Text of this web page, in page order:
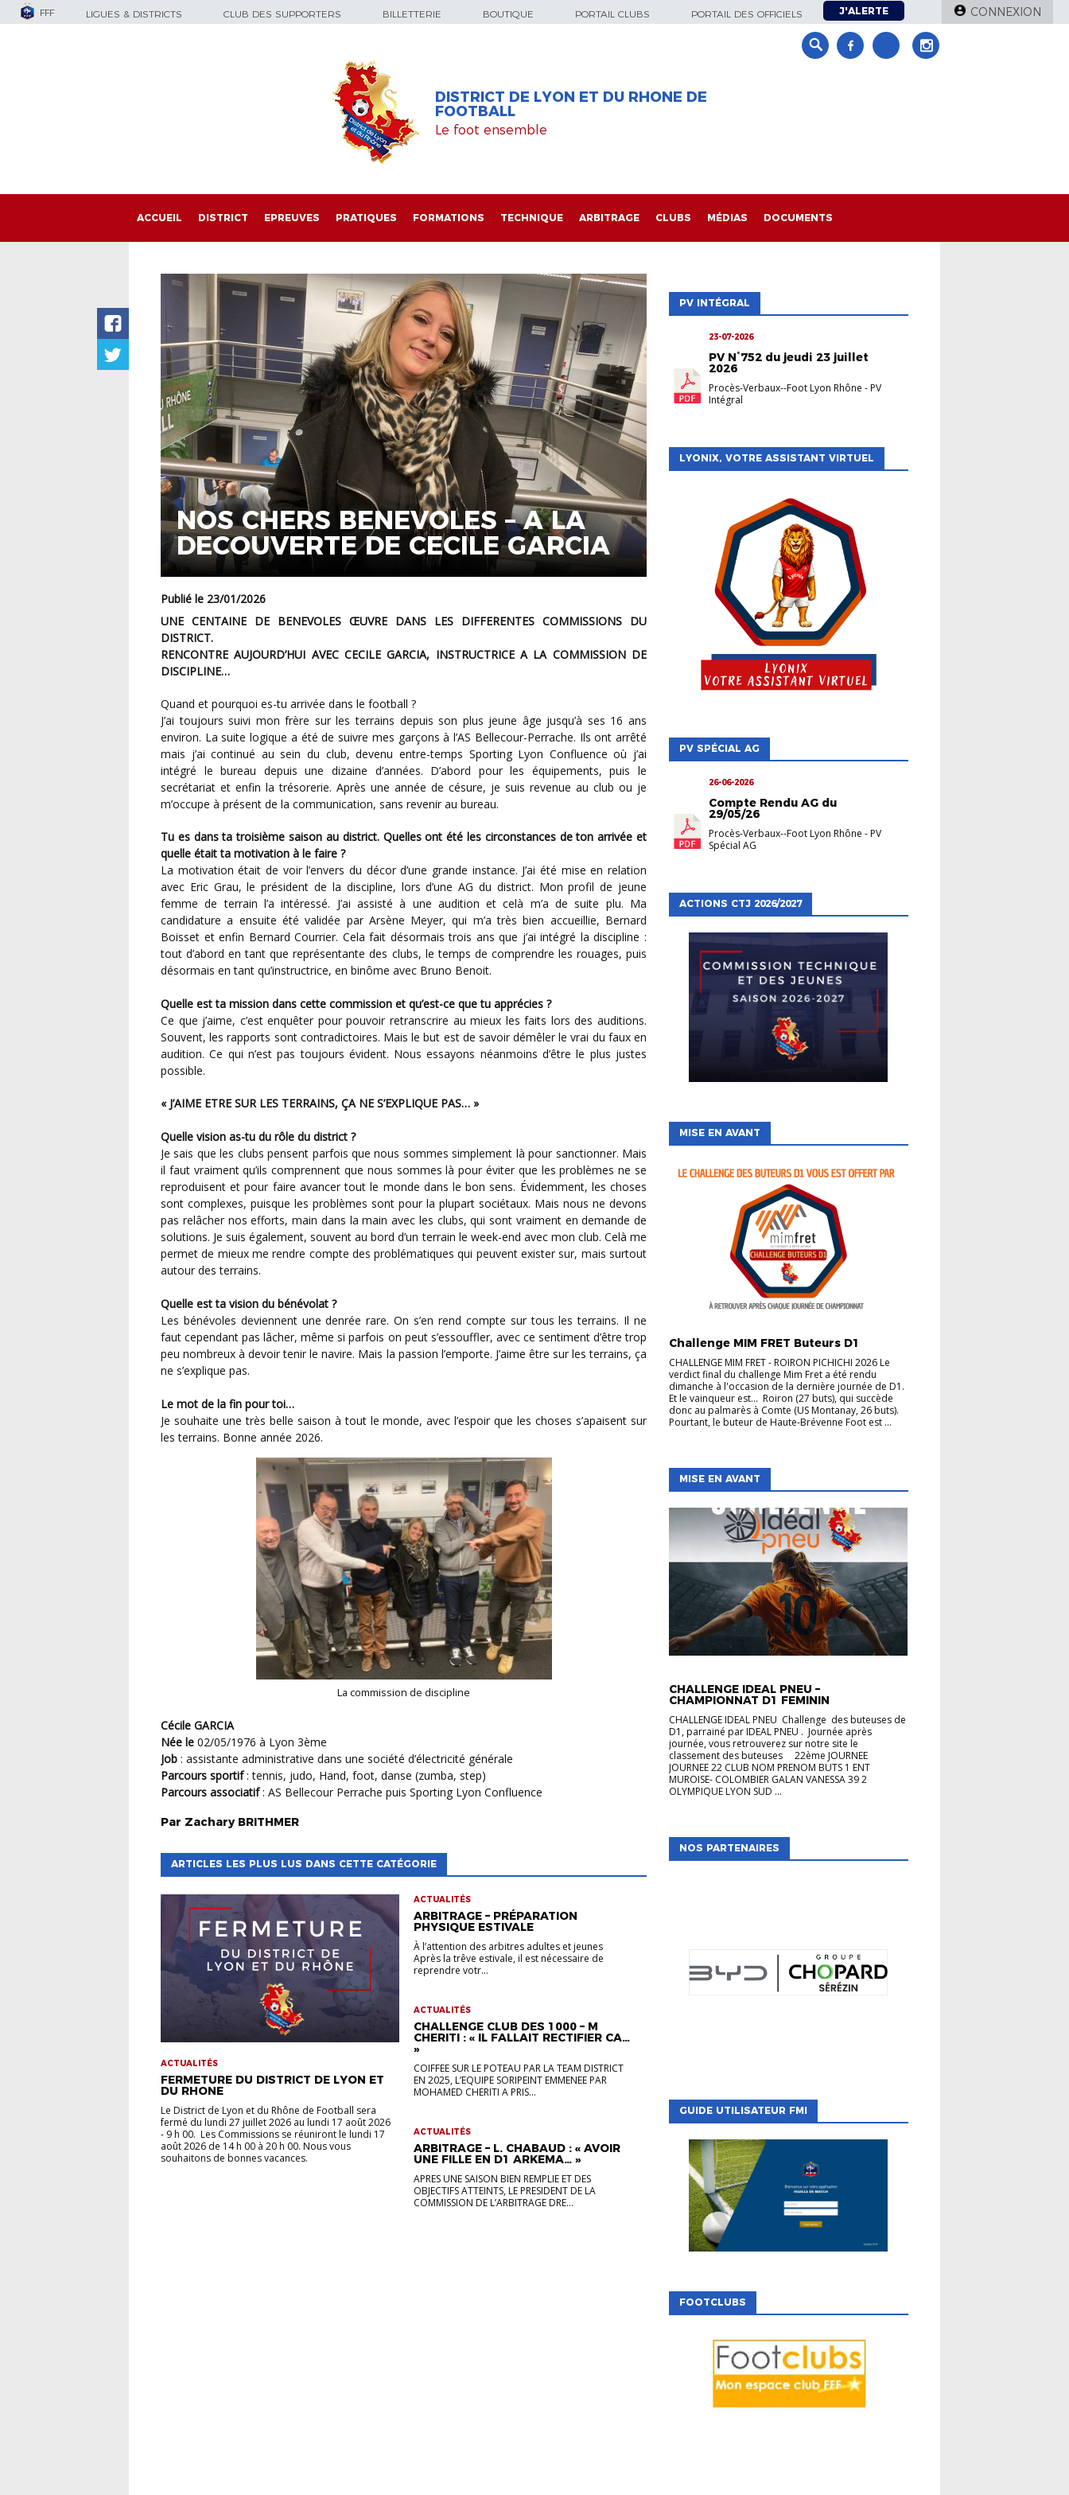
FFF LIGUES & DISTRICTS CLUB DES SUPPORTERS BILLETTERIE BOUTIQUE PORTAIL CLUBS PORTAIL DES OFFICIELS J'ALERTE CONNEXION
DISTRICT DE LYON ET DU RHONE DE
FOOTBALL
Le foot ensemble
ACCUEIL DISTRICT EPREUVES PRATIQUES FORMATIONS TECHNIQUE ARBITRAGE CLUBS MÉDIAS DOCUMENTS
NOS CHERS BENEVOLES – A LA
DECOUVERTE DE CECILE GARCIA
Publié le 23/01/2026
UNE CENTAINE DE BENEVOLES ŒUVRE DANS LES DIFFERENTES COMMISSIONS DU
DISTRICT.
RENCONTRE AUJOURD’HUI AVEC CECILE GARCIA, INSTRUCTRICE A LA COMMISSION DE
DISCIPLINE…
Quand et pourquoi es-tu arrivée dans le football ?
J’ai toujours suivi mon frère sur les terrains depuis son plus jeune âge jusqu’à ses 16 ans
environ. La suite logique a été de suivre mes garçons à l’AS Bellecour-Perrache. Ils ont arrêté
mais j’ai continué au sein du club, devenu entre-temps Sporting Lyon Confluence où j’ai
intégré le bureau depuis une dizaine d’années. D’abord pour les équipements, puis le
secrétariat et enfin la trésorerie. Après une année de césure, je suis revenue au club ou je
m’occupe à présent de la communication, sans revenir au bureau.
Tu es dans ta troisième saison au district. Quelles ont été les circonstances de ton arrivée et
quelle était ta motivation à le faire ?
La motivation était de voir l’envers du décor d’une grande instance. J’ai été mise en relation
avec Eric Grau, le président de la discipline, lors d’une AG du district. Mon profil de jeune
femme de terrain l’a intéressé. J’ai assisté à une audition et celà m’a de suite plu. Ma
candidature a ensuite été validée par Arsène Meyer, qui m’a très bien accueillie, Bernard
Boisset et enfin Bernard Courrier. Cela fait désormais trois ans que j’ai intégré la discipline :
tout d’abord en tant que représentante des clubs, le temps de comprendre les rouages, puis
désormais en tant qu’instructrice, en binôme avec Bruno Benoit.
Quelle est ta mission dans cette commission et qu’est-ce que tu apprécies ?
Ce que j’aime, c’est enquêter pour pouvoir retranscrire au mieux les faits lors des auditions.
Souvent, les rapports sont contradictoires. Mais le but est de savoir démêler le vrai du faux en
audition. Ce qui n’est pas toujours évident. Nous essayons néanmoins d’être le plus justes
possible.
« J’AIME ETRE SUR LES TERRAINS, ÇA NE S’EXPLIQUE PAS… »
Quelle vision as-tu du rôle du district ?
Je sais que les clubs pensent parfois que nous sommes simplement là pour sanctionner. Mais
il faut vraiment qu’ils comprennent que nous sommes là pour éviter que les problèmes ne se
reproduisent et pour faire avancer tout le monde dans le bon sens. Évidemment, les choses
sont complexes, puisque les problèmes sont pour la plupart sociétaux. Mais nous ne devons
pas relâcher nos efforts, main dans la main avec les clubs, qui sont vraiment en demande de
solutions. Je suis également, souvent au bord d’un terrain le week-end avec mon club. Celà me
permet de mieux me rendre compte des problématiques qui peuvent exister sur, mais surtout
autour des terrains.
Quelle est ta vision du bénévolat ?
Les bénévoles deviennent une denrée rare. On s’en rend compte sur tous les terrains. Il ne
faut cependant pas lâcher, même si parfois on peut s’essouffler, avec ce sentiment d’être trop
peu nombreux à devoir tenir le navire. Mais la passion l’emporte. J’aime être sur les terrains, ça
ne s’explique pas.
Le mot de la fin pour toi…
Je souhaite une très belle saison à tout le monde, avec l’espoir que les choses s’apaisent sur
les terrains. Bonne année 2026.
La commission de discipline
Cécile GARCIA
Née le 02/05/1976 à Lyon 3ème
Job : assistante administrative dans une société d’électricité générale
Parcours sportif: tennis, judo, Hand, foot, danse (zumba, step)
Parcours associatif: AS Bellecour Perrache puis Sporting Lyon Confluence
Par Zachary BRITHMER
ARTICLES LES PLUS LUS DANS CETTE CATÉGORIE
ACTUALITÉS
FERMETURE DU DISTRICT DE LYON ET
DU RHONE
Le District de Lyon et du Rhône de Football sera
fermé du lundi 27 juillet 2026 au lundi 17 août 2026
- 9 h 00. Les Commissions se réuniront le lundi 17
août 2026 de 14 h 00 à 20 h 00. Nous vous
souhaitons de bonnes vacances.
ACTUALITÉS
ARBITRAGE – PRÉPARATION
PHYSIQUE ESTIVALE
À l’attention des arbitres adultes et jeunes
Après la trêve estivale, il est nécessaire de
reprendre votr...
ACTUALITÉS
CHALLENGE CLUB DES 1000 – M
CHERITI : « IL FALLAIT RECTIFIER CA…
»
COIFFEE SUR LE POTEAU PAR LA TEAM DISTRICT
EN 2025, L’EQUIPE SORIPEINT EMMENEE PAR
MOHAMED CHERITI A PRIS...
ACTUALITÉS
ARBITRAGE – L. CHABAUD : « AVOIR
UNE FILLE EN D1 ARKEMA… »
APRES UNE SAISON BIEN REMPLIE ET DES
OBJECTIFS ATTEINTS, LE PRESIDENT DE LA
COMMISSION DE L’ARBITRAGE DRE...
PV INTÉGRAL
23-07-2026
PV N°752 du jeudi 23 juillet
2026
Procès-Verbaux--Foot Lyon Rhône - PV
Intégral
LYONIX, VOTRE ASSISTANT VIRTUEL
PV SPÉCIAL AG
26-06-2026
Compte Rendu AG du
29/05/26
Procès-Verbaux--Foot Lyon Rhône - PV
Spécial AG
ACTIONS CTJ 2026/2027
MISE EN AVANT
Challenge MIM FRET Buteurs D1
CHALLENGE MIM FRET - ROIRON PICHICHI 2026 Le
verdict final du challenge Mim Fret a été rendu
dimanche à l'occasion de la dernière journée de D1.
Et le vainqueur est... Roiron (27 buts), qui succède
donc au palmarès à Comte (US Montanay, 26 buts).
Pourtant, le buteur de Haute-Brévenne Foot est ...
MISE EN AVANT
CHALLENGE IDEAL PNEU –
CHAMPIONNAT D1 FEMININ
CHALLENGE IDEAL PNEU Challenge des buteuses de
D1, parrainé par IDEAL PNEU . Journée après
journée, vous retrouverez sur notre site le
classement des buteuses 22ème JOURNEE
JOURNEE 22 CLUB NOM PRENOM BUTS 1 ENT
MUROISE- COLOMBIER GALAN VANESSA 39 2
OLYMPIQUE LYON SUD ...
NOS PARTENAIRES
GUIDE UTILISATEUR FMI
FOOTCLUBS